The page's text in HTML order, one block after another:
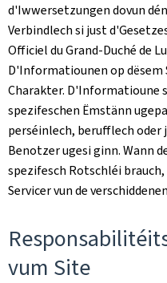
d'Iwwersetzungen dovun
Verbindlech si just
Officiel du Grand-Duché de
D'Informatiounen op dësem
Charakter. D'Informatioune
spezifeschen Ëmstänn
perséinlech, berufflech
Benotzer ugesi ginn. Wann
spezifesch Rotschléi
Servicer vun de
vum Site